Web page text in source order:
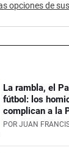
opciones de
La rambla, el
fútbol: los
complican a la
POR JUAN